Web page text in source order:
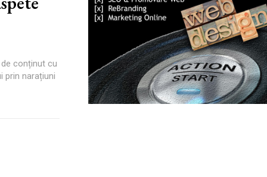
conținut cu
prin narațiuni